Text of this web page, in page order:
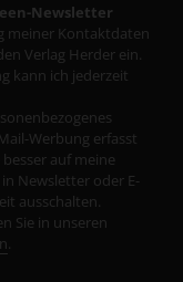
Newsletter
meiner Kontaktdaten
Verlag Herder ein.
kann ich jederzeit
Werbung erfasst
auf meine
Newsletter oder E-
ausschalten.
Sie in unseren
.